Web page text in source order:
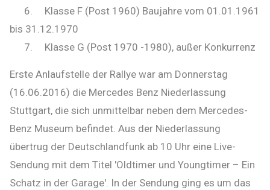
6. Klasse F (Post 1960) Baujahre vom 01.01.1961
bis 31.12.1970
7. Klasse G (Post 1970 -1980), außer Konkurrenz
Erste Anlaufstelle der Rallye war am Donnerstag
(16.06.2016) die Mercedes Benz Niederlassung
Stuttgart, die sich unmittelbar neben dem Mercedes-
Benz Museum befindet. Aus der Niederlassung
übertrug der Deutschlandfunk ab 10 Uhr eine Live-
Sendung mit dem Titel 'Oldtimer und Youngtimer – Ein
Schatz in der Garage'. In der Sendung ging es um das